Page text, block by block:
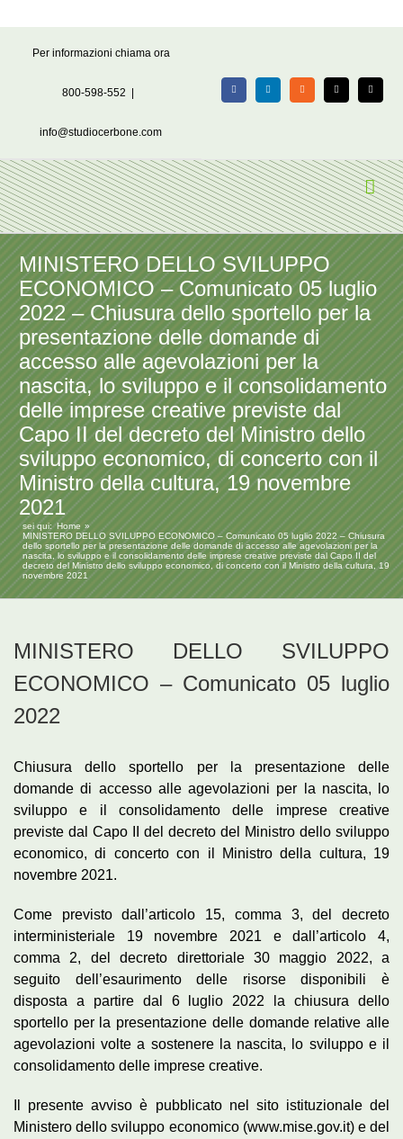
Per informazioni chiama ora
800-598-552
info@studiocerbone.com
FacebookLinkedIn Rss X Email
MINISTERO DELLO SVILUPPO
ECONOMICO – Comunicato 05 luglio
2022 – Chiusura dello sportello per la
presentazione delle domande di
accesso alle agevolazioni per la
nascita, lo sviluppo e il consolidamento
delle imprese creative previste dal
Capo II del decreto del Ministro dello
sviluppo economico, di concerto con il
Ministro della cultura, 19 novembre
2021
sei qui: Home
MINISTERO DELLO SVILUPPO ECONOMICO – Comunicato 05 luglio 2022 – Chiusura
dello sportello per la presentazione delle domande di accesso alle agevolazioni per la
nascita, lo sviluppo e il consolidamento delle imprese creative previste dal Capo II del
decreto del Ministro dello sviluppo economico, di concerto con il Ministro della cultura, 19
novembre 2021
MINISTERO DELLO SVILUPPO
ECONOMICO – Comunicato 05 luglio
2022
Chiusura dello sportello per la presentazione delle
domande di accesso alle agevolazioni per la nascita, lo
sviluppo e il consolidamento delle imprese creative
previste dal Capo II del decreto del Ministro dello sviluppo
economico, di concerto con il Ministro della cultura, 19
novembre 2021.
Come previsto dall’articolo 15, comma 3, del decreto
interministeriale 19 novembre 2021 e dall’articolo 4,
comma 2, del decreto direttoriale 30 maggio 2022, a
seguito dell’esaurimento delle risorse disponibili è
disposta a partire dal 6 luglio 2022 la chiusura dello
sportello per la presentazione delle domande relative alle
agevolazioni volte a sostenere la nascita, lo sviluppo e il
consolidamento delle imprese creative.
Il presente avviso è pubblicato nel sito istituzionale del
Ministero dello sviluppo economico (www.mise.gov.it) e del